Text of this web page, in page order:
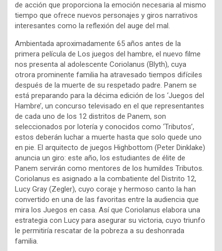
de acción que proporciona la emoción necesaria al mismo
tiempo que ofrece nuevos personajes y giros narrativos
interesantes como la reflexión del auge del mal.
Ambientada aproximadamente 65 años antes de la
primera película de Los juegos del hambre, el nuevo filme
nos presenta al adolescente Coriolanus (Blyth), cuya
otrora prominente familia ha atravesado tiempos difíciles
después de la muerte de su respetado padre. Panem se
está preparando para la décima edición de los ‘Juegos del
Hambre’, un concurso televisado en el que representantes
de cada uno de los 12 distritos de Panem, son
seleccionados por lotería y conocidos como ‘Tributos’,
estos deberán luchar a muerte hasta que solo quede uno
en pie. El arquitecto de juegos Highbottom (Peter Dinklake)
anuncia un giro: este año, los estudiantes de élite de
Panem servirán como mentores de los humildes Tributos.
Coriolanus es asignado a la combatiente del Distrito 12,
Lucy Gray (Zegler), cuyo coraje y hermoso canto la han
convertido en una de las favoritas entre la audiencia que
mira los Juegos en casa. Así que Coriolanus elabora una
estrategia con Lucy para asegurar su victoria, cuyo triunfo
le permitiría rescatar de la pobreza a su deshonrada
familia.